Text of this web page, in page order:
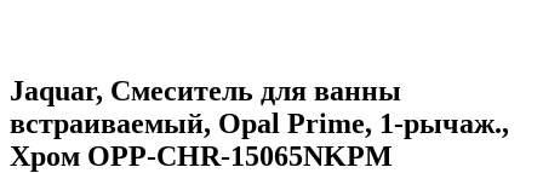
Jaquar, Смеситель для ванны
встраиваемый, Opal Prime, 1-рычаж.,
Хром OPP-CHR-15065NKPM